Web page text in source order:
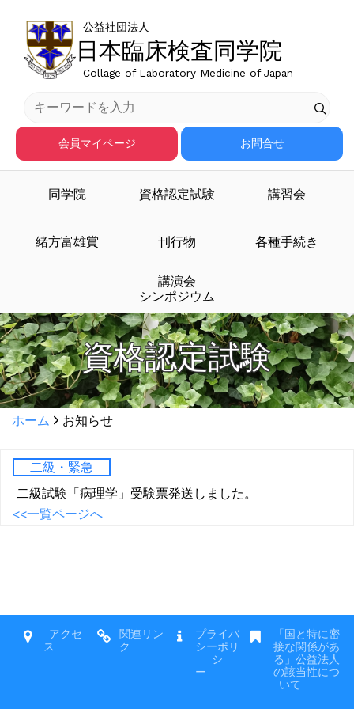
日本臨床検査同学院
公益社団法人
Collage of Laboratory Medicine of Japan
会員マイページ お問合せ
同学院 資格認定試験 講習会
緒方富雄賞 刊行物 各種手続き
講演会
シンポジウム
資格認定試験
ホーム お知らせ
二級・緊急
二級試験「病理学」受験票発送しました。
<<一覧ページへ
アクセ
ス
関連リン
ク
プライバ
シーポリ
シ
ー
「国と特に密
接な関係があ
る」公益法人
の該当性につ
いて